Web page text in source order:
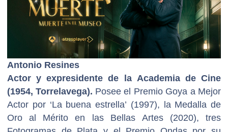
Antonio Resines
Actor y expresidente de la Academia de Cine
(1954, Torrelavega). Posee el Premio Goya a Mejor
Actor por ‘La buena estrella’ (1997), la Medalla de
Oro al Mérito en las Bellas Artes (2020), tres